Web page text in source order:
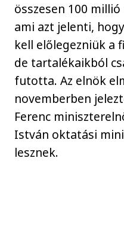
összesen 100
ami azt jelenti,
kell előlegezniük a
de tartalékaikból
futotta. Az elnök
novemberben
Ferenc
István oktatási
lesznek.